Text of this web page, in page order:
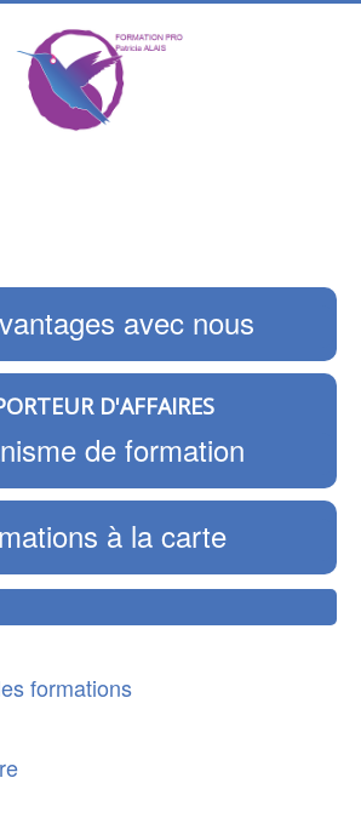
avec nous
D'AFFAIRES
de formation
à la carte
formations